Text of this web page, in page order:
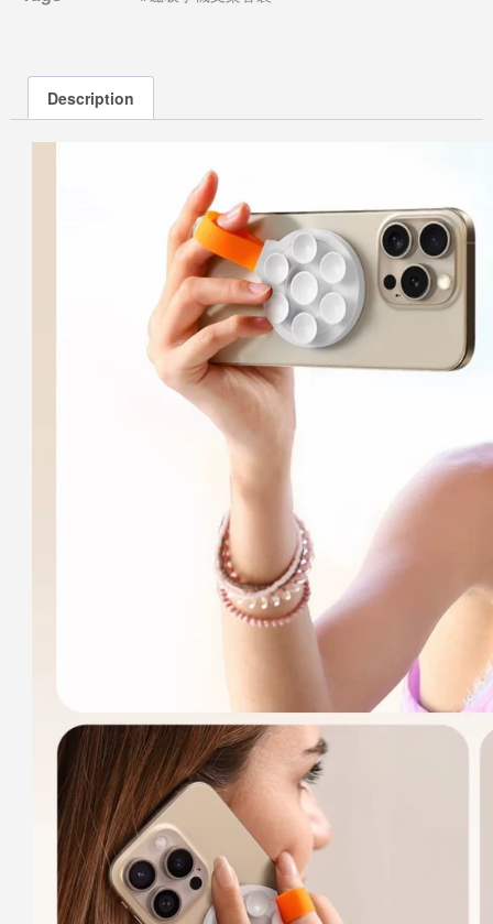
Description